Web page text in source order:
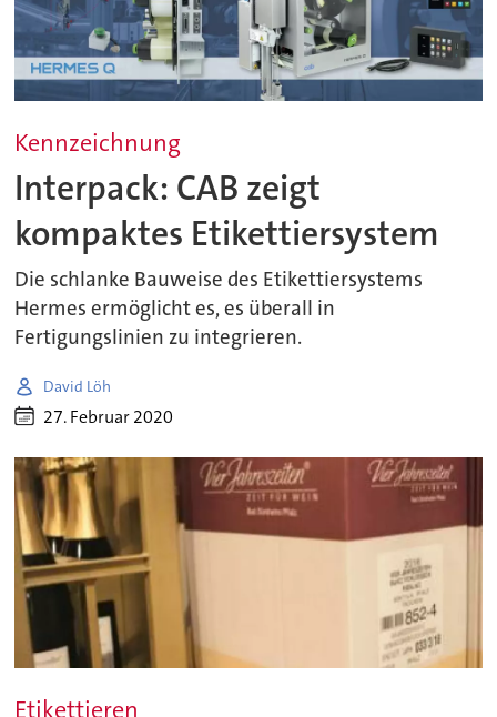
Kennzeichnung
Interpack: CAB zeigt
kompaktes Etikettiersystem
Die schlanke Bauweise des Etikettiersystems
Hermes ermöglicht es, es überall in
Fertigungslinien zu integrieren.
David Löh
27. Februar 2020
Etikettieren